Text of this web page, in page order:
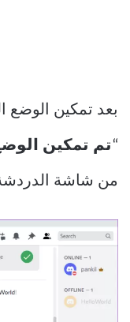
بعد تمكين الوضع
“ تم تمكين
من شاشة